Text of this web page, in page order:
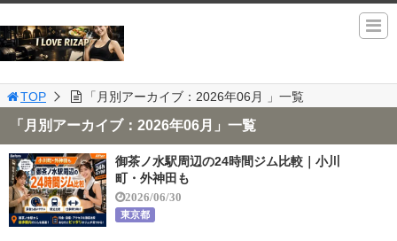
TOP 「月別アーカイブ：2026年06月 」一覧
「月別アーカイブ：2026年06月」一覧
御茶ノ水駅周辺の24時間ジム比較｜小川
町・外神田も
2026/06/30
東京都